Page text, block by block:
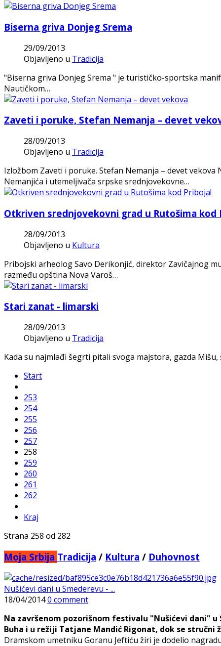
Biserna griva Donjeg Srema
29/09/2013
Objavljeno u Tradicija
"Biserna griva Donjeg Srema " je turističko-sportska
Nautičkom…
Zaveti i poruke, Stefan Nemanja – devet
28/09/2013
Objavljeno u Tradicija
Izložbom Zaveti i poruke. Stefan Nemanja – devet
Nemanjića i utemeljivača srpske srednjovekovne…
Otkriven srednjovekovni grad u Rutošima kod
28/09/2013
Objavljeno u Kultura
Pribojski arheolog Savo Derikonjić, direktor Zavičajnog
razmeđu opština Nova Varoš…
Stari zanat - limarski
28/09/2013
Objavljeno u Tradicija
Kada su najmlađi šegrti pitali svoga majstora, gazda
Start
253
254
255
256
257
258
259
260
261
262
Kraj
Strana 258 od 282
Moja Srbija Tradicija / Kultura / Duhovnost
Nušićevi dani u Smederevu - ...
18/04/20140 comment
Na završenom pozorišnom festivalu "Nušićevi dani"
Buha i u režiji Tatjane Mandić Rigonat, dok se stručni
Dramskom umetniku Goranu Jeftiću žiri je dodelio